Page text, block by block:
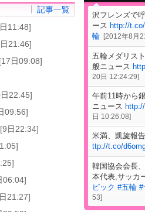
記事一覧
11:48]
21:46]
[17日09:08]
22:45]
09:56]
[9日22:34]
06:04]
21:27]
沢フレンズで
ース http://
輪 [2012年8月
五輪メダリス
般ニュース
20日 12:24:29]
午前11時から
ニュース
日 10:26:08]
米満、凱旋報
ttp://t.co/
韓国協会会長
本代表,サッカ
ピック #五輪 #
53]